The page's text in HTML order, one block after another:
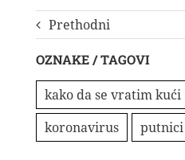
Prethodni
OZNAKE / TAGOVI
kako da se vratim kući
koronavirus
putnici